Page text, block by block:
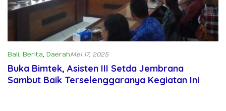
Bali, Berita, DaerahMei 17, 2025
Buka Bimtek, Asisten III Setda Jembrana
Sambut Baik Terselenggaranya Kegiatan Ini